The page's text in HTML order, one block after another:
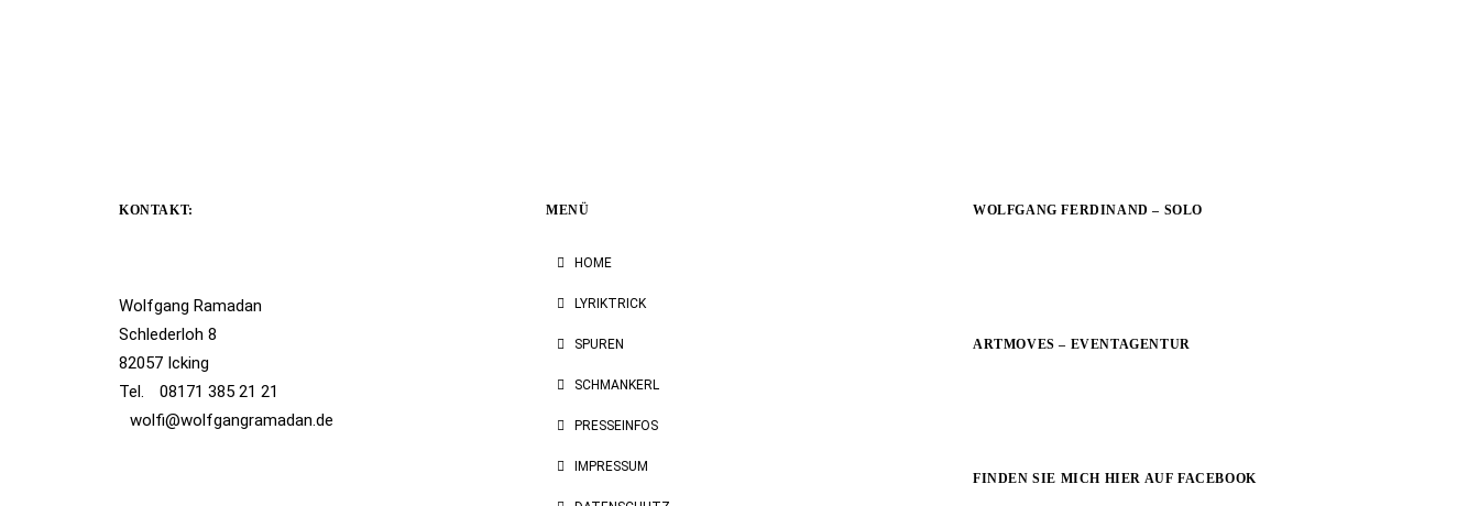
KONTAKT:
Wolfgang Ramadan
Schlederloh 8
82057 Icking
Tel.
08171 385 21 21
wolfi@wolfgangramadan.de
MENÜ
HOME
LYRIKTRICK
SPUREN
SCHMANKERL
PRESSEINFOS
IMPRESSUM
WOLFGANG FERDINAND – SOLO
ARTMOVES – EVENTAGENTUR
FINDEN SIE MICH HIER AUF FACEBOOK